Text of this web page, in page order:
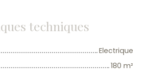
techniques
Electrique
180 m²